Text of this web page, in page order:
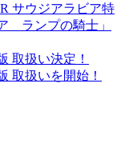
サウジアラビア特
ランプの騎士」
取扱い決定！
取扱いを開始！